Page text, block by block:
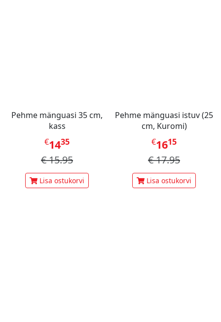
Pehme mänguasi 35 cm,
kass
€1435
€15.95
Lisa ostukorvi
Pehme mänguasi istuv (25
cm, Kuromi)
€1615
€17.95
Lisa ostukorvi